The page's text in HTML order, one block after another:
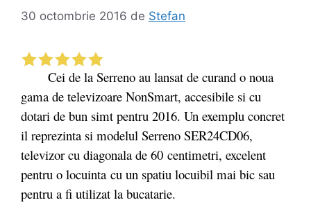
30 octombrie 2016 de Stefan
Cei de la Serreno au lansat de curand o noua
gama de televizoare NonSmart, accesibile si cu
dotari de bun simt pentru 2016. Un exemplu concret
il reprezinta si modelul Serreno SER24CD06,
televizor cu diagonala de 60 centimetri, excelent
pentru o locuinta cu un spatiu locuibil mai bic sau
pentru a fi utilizat la bucatarie.